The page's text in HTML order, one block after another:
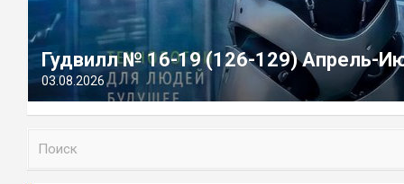
Гудвилл № 16-19 (126-129) Апрель-
03.08.2026